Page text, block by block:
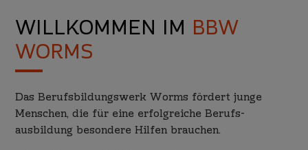
WILLKOMMEN IM BBW
WORMS
Das Berufs­bildungs­werk Worms fördert junge
Menschen, die für eine erfolg­reiche Berufs­
ausbildung besondere Hilfen brauchen.